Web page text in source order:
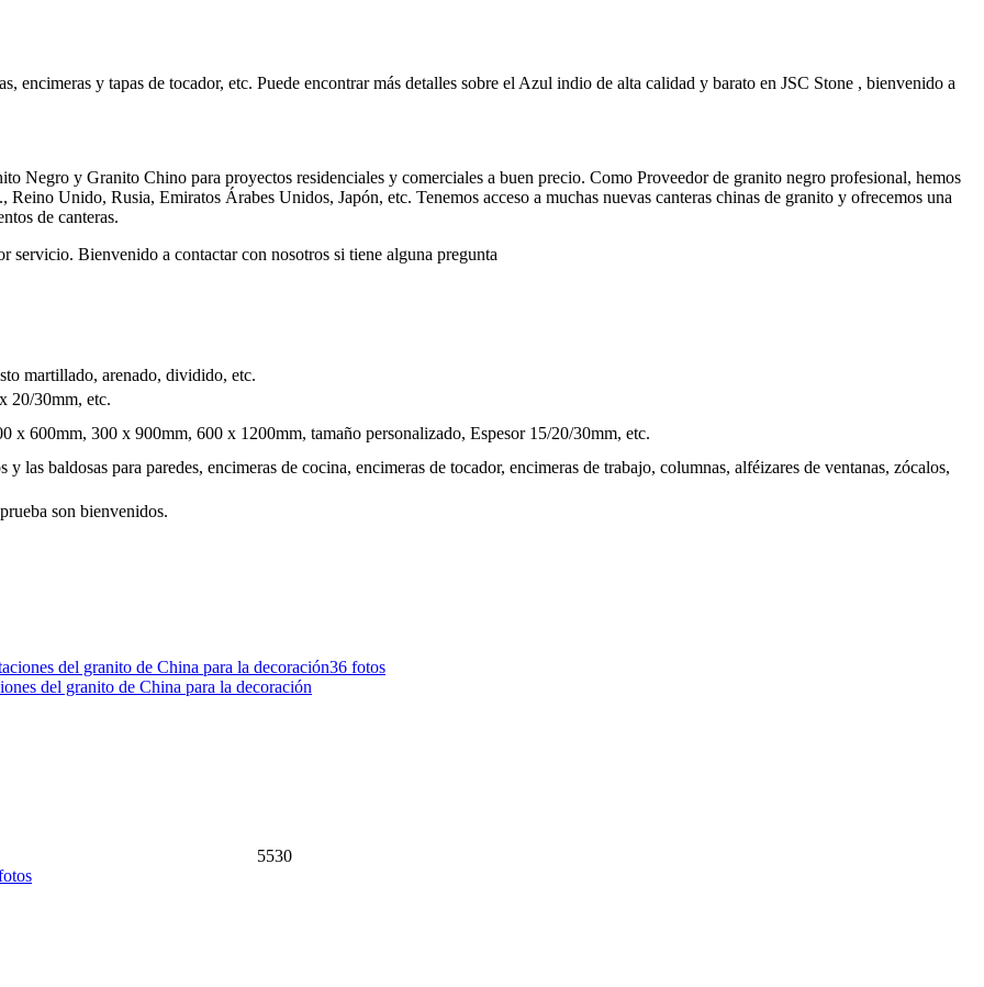
y tapas de tocador, etc. Puede encontrar más detalles sobre el Azul indio de alta calidad y barato en JSC Stone , bienvenido a
Negro y Granito Chino para proyectos residenciales y comerciales a buen precio. Como Proveedor de granito negro profesional, hemos
Unido, Rusia, Emiratos Árabes Unidos, Japón, etc. Tenemos acceso a muchas nuevas canteras chinas de granito y ofrecemos una
de canteras.
servicio. Bienvenido a contactar con nosotros si tiene alguna pregunta
martillado, arenado, dividido, etc.
20/30mm, etc.
x 600mm, 300 x 900mm, 600 x 1200mm, tamaño personalizado, Espesor 15/20/30mm, etc.
las baldosas para paredes, encimeras de cocina, encimeras de tocador, encimeras de trabajo, columnas, alféizares de ventanas, zócalos,
son bienvenidos.
36 fotos
del granito de China para la decoración
5530